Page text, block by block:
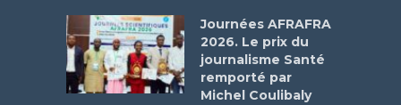
Journées AFRAFRA
2026. Le prix du
journalisme Santé
remporté par
Michel Coulibaly